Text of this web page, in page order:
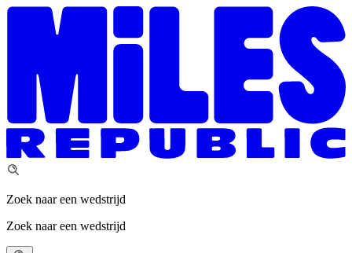
Zoek naar een wedstrijd
Zoek naar een wedstrijd